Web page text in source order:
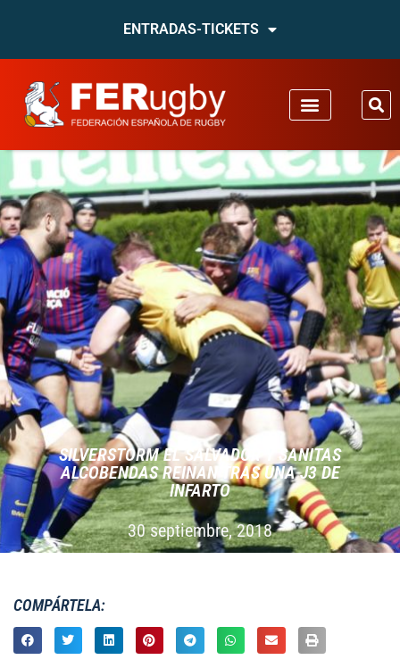
ENTRADAS-TICKETS
SILVERSTORM EL SALVADOR Y SANITAS
ALCOBENDAS REINAN TRAS UNA J3 DE
INFARTO
30 septiembre, 2018
COMPÁRTELA: